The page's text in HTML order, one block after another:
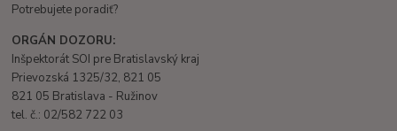
Potrebujete poradiť?
ORGÁN DOZORU:
Inšpektorát SOI pre Bratislavský kraj
Prievozská 1325/32, 821 05
821 05 Bratislava - Ružinov
tel. č.: 02/582 722 03